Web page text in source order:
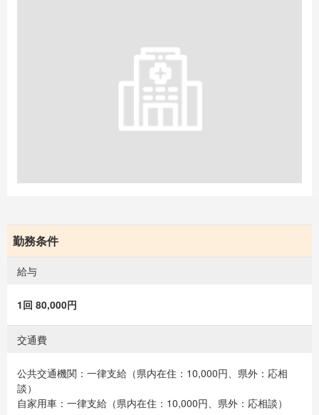
勤務条件
給与
1回 80,000円
交通費
公共交通機関：一律支給（県内在住：10,000円、県外：応相
談）
自家用車：一律支給（県内在住：10,000円、県外：応相談）